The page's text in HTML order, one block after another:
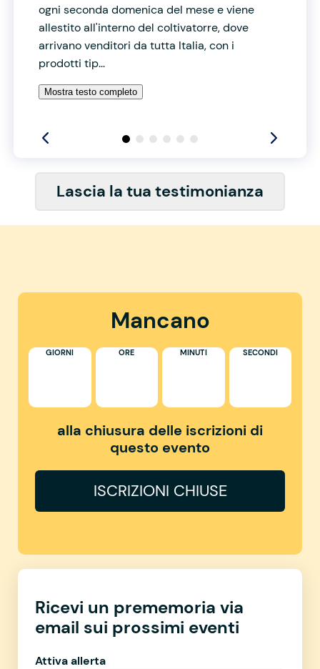
ogni seconda domenica del mese e viene
allestito all'interno del coltivatorre, dove
arrivano venditori da tutta Italia, con i
prodotti tip...
Mostra testo completo
Lascia la tua testimonianza
Mancano
GIORNI ORE MINUTI SECONDI
alla chiusura delle iscrizioni di
questo evento
ISCRIZIONI CHIUSE
Ricevi un prememoria via
email sui prossimi eventi
Attiva allerta